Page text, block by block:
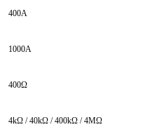
400A
1000A
400Ω
4kΩ / 40kΩ / 400kΩ / 4MΩ